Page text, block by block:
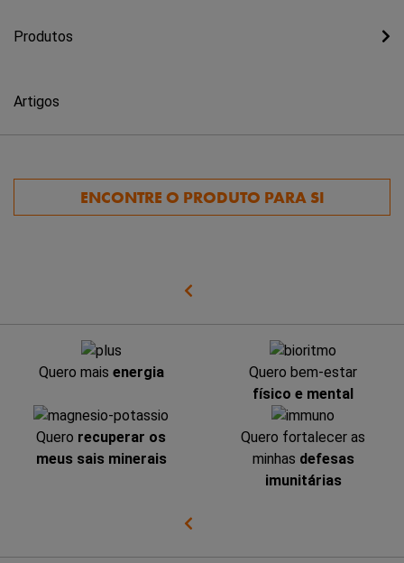
Produtos
Artigos
ENCONTRE O PRODUTO PARA SI
Quero mais energia
Quero bem-estar
físico e mental
Quero recuperar os
meus sais minerais
Quero fortalecer as
minhas defesas
imunitárias